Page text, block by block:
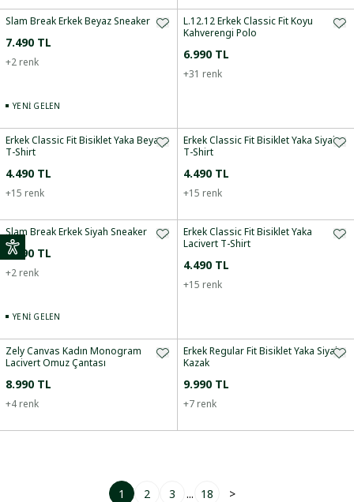
Slam Break Erkek Beyaz Sneaker
7.490 TL
+2 renk
YENI GELEN
L.12.12 Erkek Classic Fit Koyu
Kahverengi Polo
6.990 TL
+31 renk
Erkek Classic Fit Bisiklet Yaka Beyaz
T-Shirt
4.490 TL
+15 renk
Erkek Classic Fit Bisiklet Yaka Siyah
T-Shirt
4.490 TL
+15 renk
Slam Break Erkek Siyah Sneaker
7.490 TL
+2 renk
YENI GELEN
Erkek Classic Fit Bisiklet Yaka
Lacivert T-Shirt
4.490 TL
+15 renk
Zely Canvas Kadın Monogram
Lacivert Omuz Çantası
8.990 TL
+4 renk
Erkek Regular Fit Bisiklet Yaka Siyah
Kazak
9.990 TL
+7 renk
1 2 3 ... 18 >